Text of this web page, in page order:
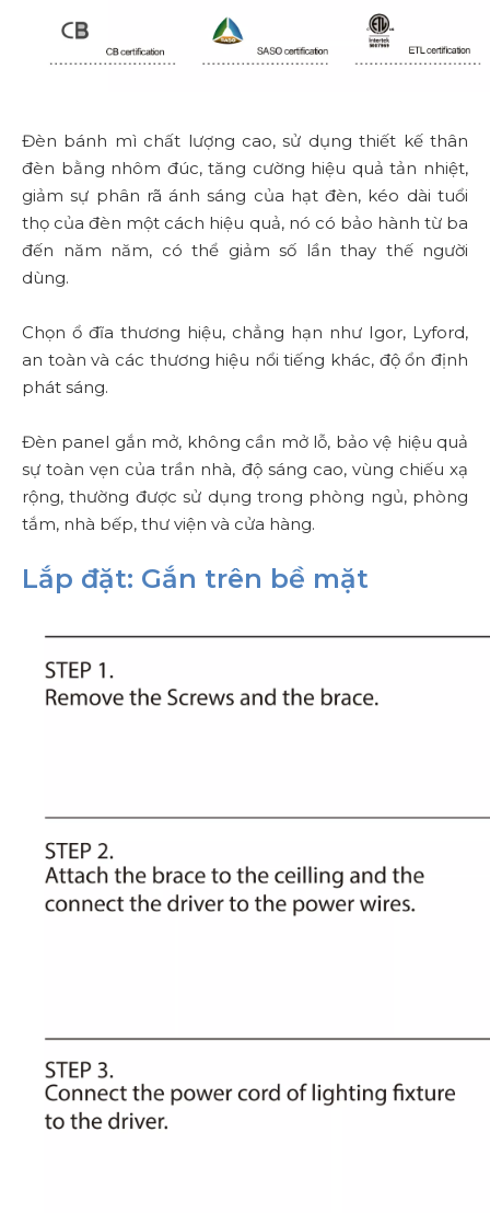
Đèn bánh mì chất lượng cao, sử dụng thiết kế thân
đèn bằng nhôm đúc, tăng cường hiệu quả tản nhiệt,
giảm sự phân rã ánh sáng của hạt đèn, kéo dài tuổi
thọ của đèn một cách hiệu quả, nó có bảo hành từ ba
đến năm năm, có thể giảm số lần thay thế người
dùng.
Chọn ổ đĩa thương hiệu, chẳng hạn như Igor, Lyford,
an toàn và các thương hiệu nổi tiếng khác, độ ổn định
phát sáng.
Đèn panel gắn mở, không cần mở lỗ, bảo vệ hiệu quả
sự toàn vẹn của trần nhà, độ sáng cao, vùng chiếu xạ
rộng, thường được sử dụng trong phòng ngủ, phòng
tắm, nhà bếp, thư viện và cửa hàng.
Lắp đặt: Gắn trên bề mặt